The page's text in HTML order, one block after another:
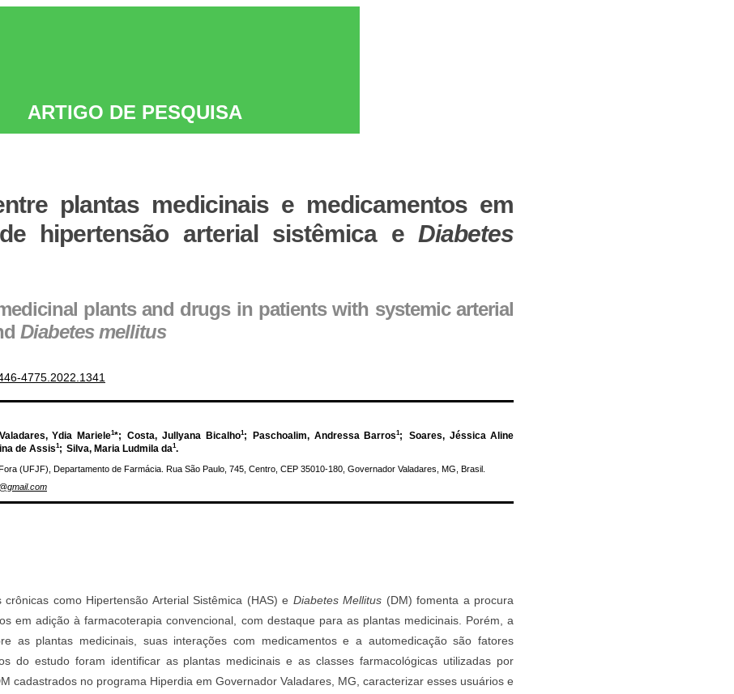
ARTIGO DE PESQUISA
plantas medicinais e medicamentos em
hipertensão arterial sistêmica e Diabetes
plants and drugs in patients with systemic arterial
Diabetes mellitus
4775.2022.1341
Valadares, Ydia Mariele1*; Costa, Jullyana Bicalho1; Paschoalim, Andressa Barros1;
Soares, Jéssica Aline
de Assis1; Silva, Maria Ludmila da1.
(UFJF), Departamento de Farmácia. Rua São Paulo, 745, Centro, CEP 35010-180, Governador Valadares, MG, Brasil.
como Hipertensão Arterial Sistêmica (HAS) e Diabetes Mellitus (DM) fomenta a procura
em adição à farmacoterapia convencional, com destaque para as plantas medicinais. Porém, a
as plantas medicinais, suas interações com medicamentos e a automedicação são fatores
do estudo foram identificar as plantas medicinais e as classes farmacológicas utilizadas por
cadastrados no programa Hiperdia em Governador Valadares, MG, caracterizar esses usuários e